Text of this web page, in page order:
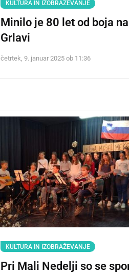
KULTURA IN IZOBRAŽEVANJE
Minilo je 80 let od boja na
Grlavi
četrtek, 9. januar 2025 ob 11:36
KULTURA IN IZOBRAŽEVANJE
Pri Mali Nedelji so se